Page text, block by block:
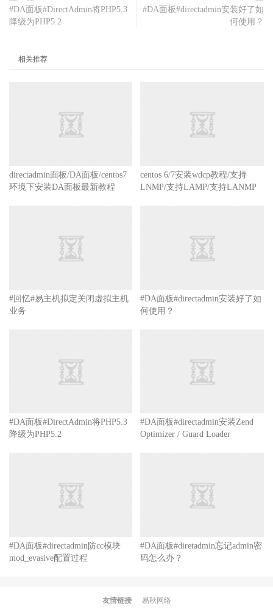
#DA面板#DirectAdmin将PHP5.3
降级为PHP5.2
#DA面板#directadmin安装好了如
何使用？
相关推荐
directadmin面板/DA面板/centos7
centos 6/7安装wdcp教程/支持
LNMP/支持LAMP/支持LANMP
#回忆#易主机拟定关闭虚拟主机
#DA面板#directadmin安装好了如
#DA面板#DirectAdmin将PHP5.3
© 2026求VPS 网站地图 粤ICP备14005746号-4.工商网监电子标识